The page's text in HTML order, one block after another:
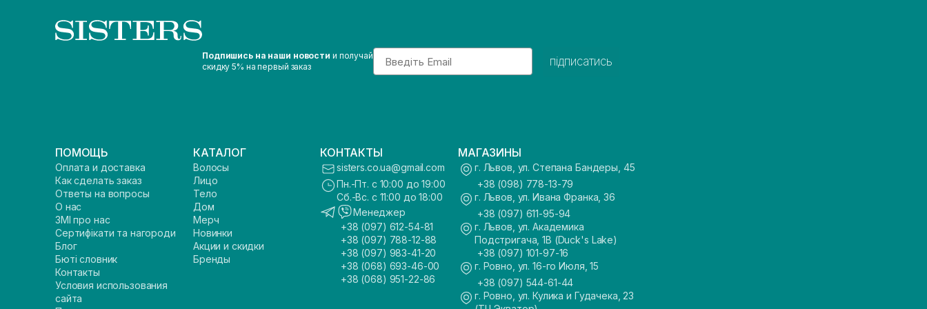
Подпишись на наши новости и получай
скидку 5% на первый заказ
Email
підписатись
ПОМОЩЬ
Оплата и доставка
Как сделать заказ
Ответы на вопросы
О нас
ЗМІ про нас
Сертифікати та нагороди
Блог
Бюті словник
Контакты
Условия использования
сайта
КАТАЛОГ
Волосы
Лицо
Тело
Дом
Мерч
Новинки
Акции и скидки
Бренды
КОНТАКТЫ
sisters.co.ua@gmail.com
Пн.-Пт. с 10:00 до 19:00
Сб.-Вс. с 11:00 до 18:00
Менеджер
+38 (097) 612-54-81
+38 (097) 788-12-88
+38 (097) 983-41-20
+38 (068) 693-46-00
+38 (068) 951-22-86
МАГАЗИНЫ
г. Львов, ул. Степана Бандеры, 45
+38 (098) 778-13-79
г. Львов, ул. Ивана Франка, 36
+38 (097) 611-95-94
г. Львов, ул. Академика
Подстригача, 1В (Duck's Lake)
+38 (097) 101-97-16
г. Ровно, ул. 16-го Июля, 15
+38 (097) 544-61-44
г. Ровно, ул. Кулика и Гудачека, 23